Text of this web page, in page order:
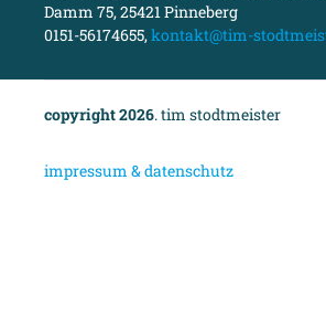
Damm 75, 25421 Pinneberg
0151-56174655,kontakt@tim-
copyright 2026. tim stodtmeister
impressum & datenschutz